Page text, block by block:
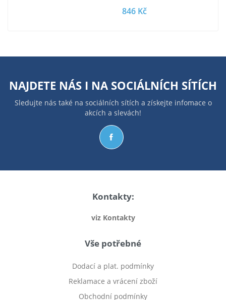
846 Kč
NAJDETE NÁS I NA SOCIÁLNÍCH SÍTÍCH
Sledujte nás také na sociálních sítích a získejte infomace o
akcích a slevách!
Kontakty:
viz Kontakty
Vše potřebné
Dodací a plat. podmínky
Reklamace a vrácení zboží
Obchodní podmínky